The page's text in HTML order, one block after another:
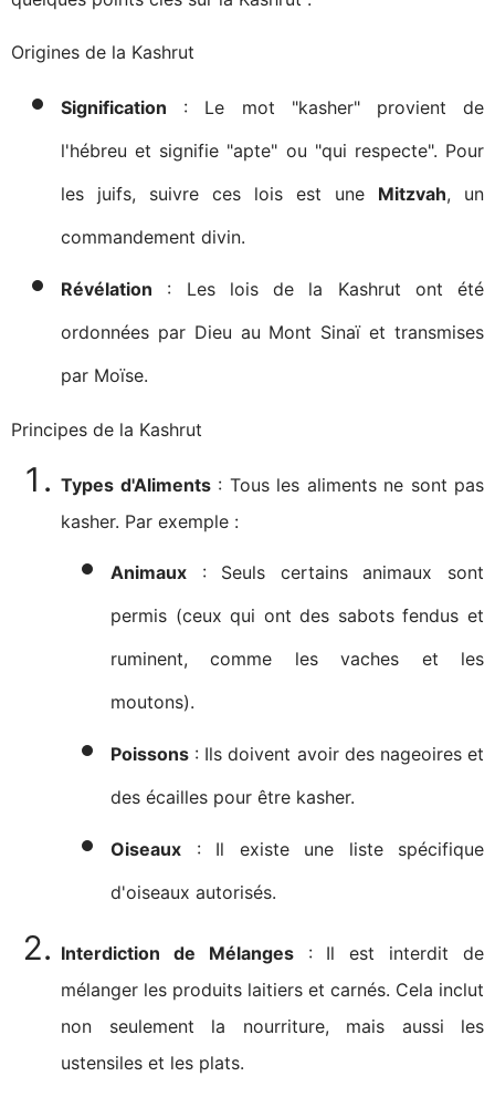
Origines de la Kashrut
Signification : Le mot "kasher" provient de
l'hébreu et signifie "apte" ou "qui respecte". Pour
les juifs, suivre ces lois est une Mitzvah, un
commandement divin.
Révélation : Les lois de la Kashrut ont été
ordonnées par Dieu au Mont Sinaï et transmises
par Moïse.
Principes de la Kashrut
Types d'Aliments: Tous les aliments ne sont pas
kasher. Par exemple :
Animaux : Seuls certains animaux sont
permis (ceux qui ont des sabots fendus et
ruminent, comme les vaches et les
moutons).
Poissons : Ils doivent avoir des nageoires et
des écailles pour être kasher.
Oiseaux : Il existe une liste spécifique
d'oiseaux autorisés.
Interdiction de Mélanges: Il est interdit de
mélanger les produits laitiers et carnés. Cela inclut
non seulement la nourriture, mais aussi les
ustensiles et les plats.